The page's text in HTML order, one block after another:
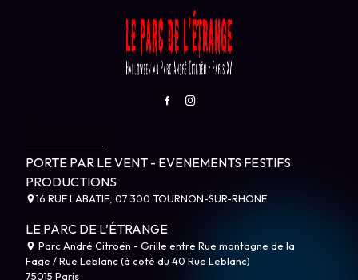
PORTE PAR LE VENT - EVENEMENTS FESTIFS
PRODUCTIONS
16 RUE LABATIE, 07 300 TOURNON-SUR-RHONE
LE PARC DE L’ÉTRANGE
Parc André Citroën - Grille entre Rue montagne de la
Fage / Rue Leblanc (à coté du 40 Rue Leblanc)
75015 Paris